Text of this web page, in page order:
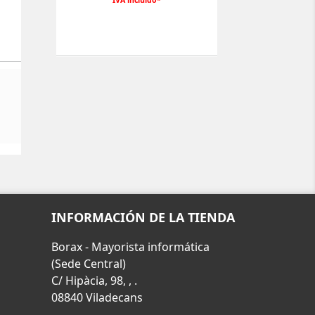
INFORMACIÓN DE LA TIENDA
Borax - Mayorista informática
(Sede Central)
C/ Hipàcia, 98, , .
08840 Viladecans